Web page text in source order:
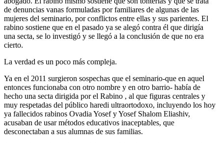
de denuncias vanas formuladas por familiares de algunas de las
mujeres del seminario, por conflictos entre ellas y sus parientes. El
rabino sostiene que en el pasado ya se alegó contra él que dirigía
una secta, se lo investigó y se llegó a la conclusión de que no era
cierto.
La verdad es un poco más compleja.
Ya en el 2011 surgieron sospechas que el seminario-que en aquel
entonces funcionaba con otro nombre y en otro barrio- había de
hecho una secta dirigida por el Rabino , al que figuras centrales y
muy respetadas del público haredi ultraortodoxo, incluyendo los hoy
ya fallecidos rabinos Ovadia Yosef y Yosef Shalom Eliashiv,
acusaban de usar métodos educativos inaceptables, que
desconectaban a sus alumnas de sus familias.